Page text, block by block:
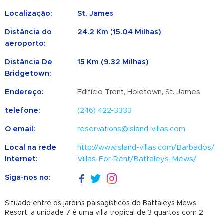
Localização: St. James
Distância do
aeroporto:
24.2 Km (15.04 Milhas)
Distância De
Bridgetown:
15 Km (9.32 Milhas)
Endereço: Edifício Trent, Holetown, St. James
telefone: (246) 422-3333
O email: reservations@island-villas.com
Local na rede
Internet:
http://www.island-villas.com/Barbados/
Villas-For-Rent/Battaleys-Mews/
Siga-nos no:
Situado entre os jardins paisagísticos do Battaleys Mews
Resort, a unidade 7 é uma villa tropical de 3 quartos com 2